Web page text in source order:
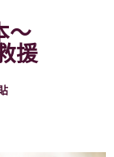
～
援